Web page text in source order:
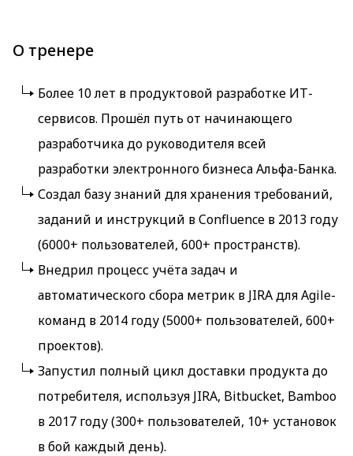
О тренере
Более 10 лет в продуктовой разработке ИТ-
сервисов. Прошёл путь от начинающего
разработчика до руководителя всей
разработки электронного бизнеса Альфа-Банка.
Создал базу знаний для хранения требований,
заданий и инструкций в Confluence в 2013 году
(6000+ пользователей, 600+ пространств).
Внедрил процесс учёта задач и
автоматического сбора метрик в JIRA для Agile-
команд в 2014 году (5000+ пользователей, 600+
проектов).
Запустил полный цикл доставки продукта до
потребителя, используя JIRA, Bitbucket, Bamboo
в 2017 году (300+ пользователей, 10+ установок
в бой каждый день).